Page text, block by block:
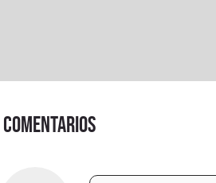
Comentarios